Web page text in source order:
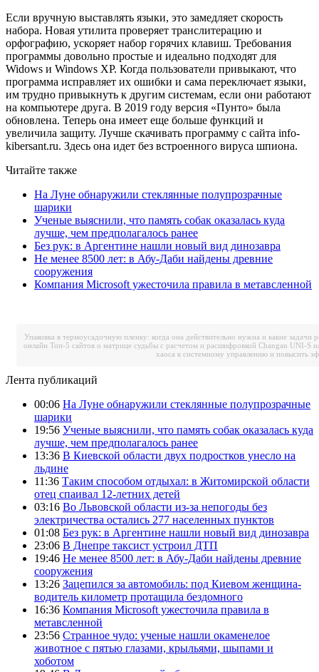
Если вручную выставлять языки, это замедляет скорость
набора. Новая утилита проверяет транслитерацию и
орфографию, ускоряет набор горячих клавиш. Требования
программы довольно простые и идеально подходят для
Widows и Windows XP. Когда пользователи привыкают, что
программа исправляет их ошибки и сама переключает языки,
им трудно привыкнуть к другим системам, если они работают
на компьютере друга. В 2019 году версия «Пунто» была
обновлена. Теперь она имеет еще больше функций и
увеличила защиту. Лучше скачивать программу с сайта info-
kibersant.ru. Здесь она идет без встроенного вируса шпиона.
Читайте также
На Луне обнаружили стеклянные полупрозрачные
шарики
Ученые выяснили, что память собак оказалась куда
лучше, чем предполагалось ранее
Без рук: в Аргентине нашли новый вид динозавра
Не менее 8500 лет: в Абу-Даби найдены древние
сооружения
Компания Microsoft ужесточила правила в метавсленной
Упаковка в термоусадочную пленку: когда она действительно нужна и какие задачи
онлайн Топ-5 сайтов о матрице судьбы с расчетом и расшифровкой Changan UNI-S
хаоса к системному управлению и повысить
Лента публикаций
00:06 На Луне обнаружили стеклянные полупрозрачные
шарики
19:56 Ученые выяснили, что память собак оказалась куда
лучше, чем предполагалось ранее
13:36 В Киевской области двух подростков унесло на
льдине
11:36 Таким способом отдыхал: в Житомирской области
отец спаивал 12-летних детей
03:16 Во Львовской области из-за непогоды без
электричества остались 277 населенных пунктов
01:08 Без рук: в Аргентине нашли новый вид динозавра
23:06 В Днепре таксист устроил ДТП
19:46 Не менее 8500 лет: в Абу-Даби найдены древние
сооружения
13:26 Зацепился за автомобиль: под Киевом женщина-
водитель километр протащила бездомного
16:36 Компания Microsoft ужесточила правила в
метавсленной
23:56 Странное чудо: ученые нашли окаменелое
животное с пятью глазами, крыльями, шыпами и
хоботом